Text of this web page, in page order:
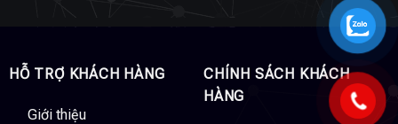
HỖ TRỢ KHÁCH HÀNG
Giới thiệu
CHÍNH SÁCH KHÁCH
HÀNG